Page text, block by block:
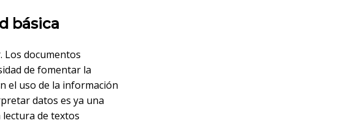
básica
Los documentos
de fomentar la
el uso de la información
datos es ya una
lectura de textos